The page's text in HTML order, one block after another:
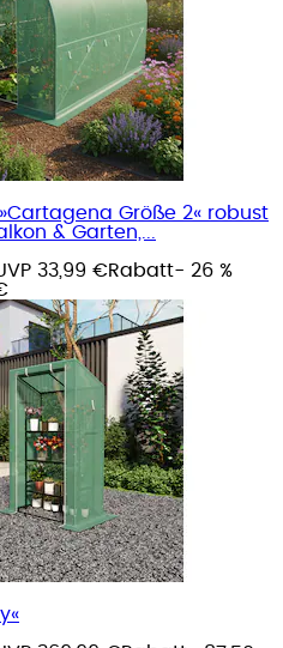
Größe 2« robust
& Garten,...
33,99 €Rabatt- 26 %